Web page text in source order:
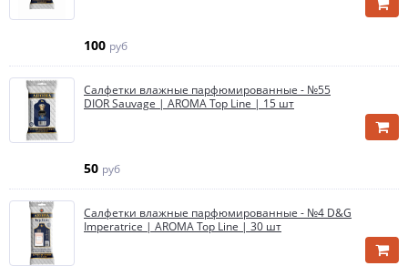
100 руб
Салфетки влажные парфюмированные - №55
DIOR Sauvage | AROMA Top Line | 15 шт
50 руб
Салфетки влажные парфюмированные - №4 D&G
Imperatrice | AROMA Top Line | 30 шт